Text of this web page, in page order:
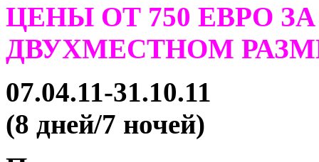
ЦЕНЫ ОТ 750 ЕВРО
ДВУХМЕСТНОМ
07.04.11-31.10.11
(8 дней/7 ночей)